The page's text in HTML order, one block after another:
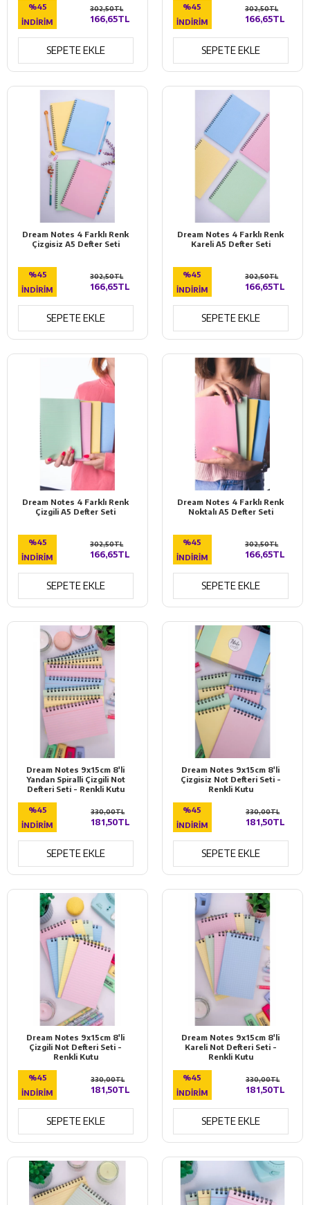
%45
İNDIRIM
166,65TL
302,50TL
SEPETE EKLE
%45
İNDIRIM
166,65TL
302,50TL
SEPETE EKLE
Dream Notes 4 Farklı Renk
Çizgisiz A5 Defter Seti
%45
İNDIRIM
166,65TL
302,50TL
SEPETE EKLE
Dream Notes 4 Farklı Renk
Kareli A5 Defter Seti
%45
İNDIRIM
166,65TL
302,50TL
SEPETE EKLE
Dream Notes 4 Farklı Renk
Çizgili A5 Defter Seti
%45
İNDIRIM
166,65TL
302,50TL
SEPETE EKLE
Dream Notes 4 Farklı Renk
Noktalı A5 Defter Seti
%45
İNDIRIM
166,65TL
302,50TL
SEPETE EKLE
Dream Notes 9x15cm 8'li
Yandan Spiralli Çizgili Not
Defteri Seti - Renkli Kutu
%45
İNDIRIM
181,50TL
330,00TL
SEPETE EKLE
Dream Notes 9x15cm 8'li
Çizgisiz Not Defteri Seti -
Renkli Kutu
%45
İNDIRIM
181,50TL
330,00TL
SEPETE EKLE
Dream Notes 9x15cm 8'li
Çizgili Not Defteri Seti -
Renkli Kutu
%45
İNDIRIM
181,50TL
330,00TL
SEPETE EKLE
Dream Notes 9x15cm 8'li
Kareli Not Defteri Seti -
Renkli Kutu
%45
İNDIRIM
181,50TL
330,00TL
SEPETE EKLE